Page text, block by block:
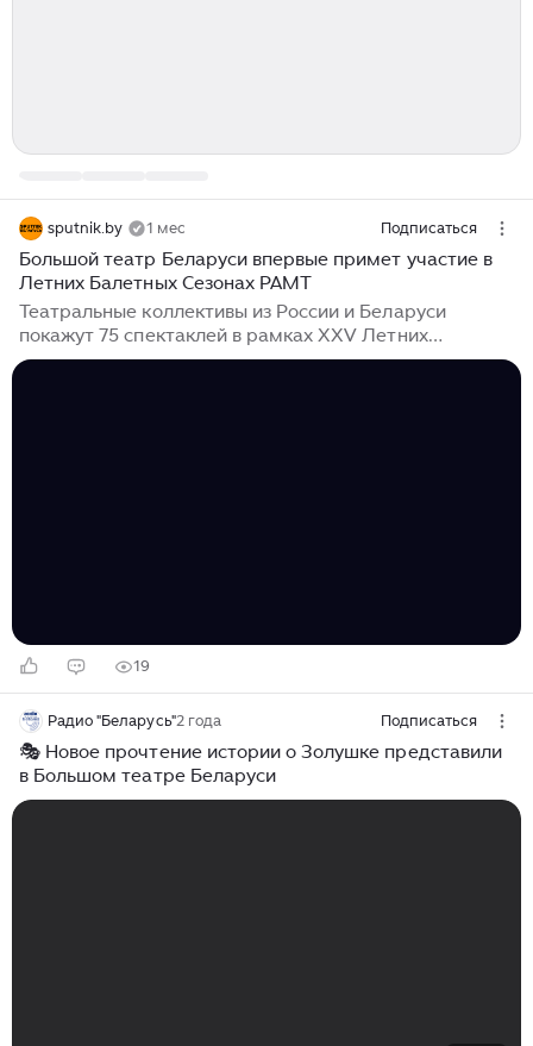
sputnik.by 1 мес Подписаться
Большой театр Беларуси впервые примет участие в
Летних Балетных Сезонах РАМТ
Театральные коллективы из России и Беларуси
покажут 75 спектаклей в рамках XXV Летних
Балетных Сезонов Российского академического
19
Радио "Беларусь"2 года Подписаться
🎭 Новое прочтение истории о Золушке представили
в Большом театре Беларуси